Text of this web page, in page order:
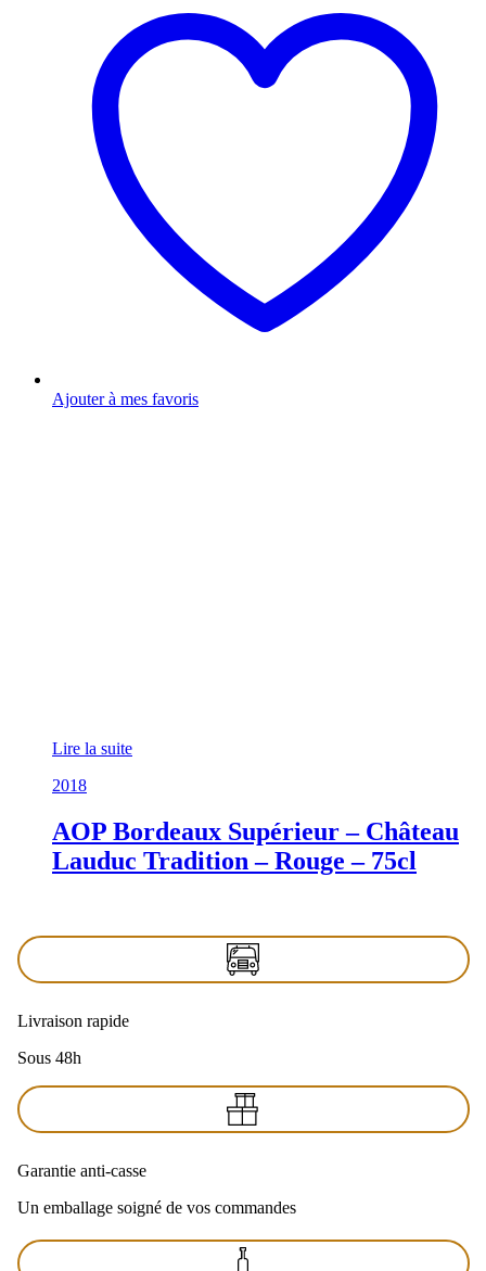
Ajouter à mes favoris
Lire la suite
2018
AOP Bordeaux Supérieur – Château
Lauduc Tradition – Rouge – 75cl
Livraison rapide
Sous 48h
Garantie anti-casse
Un emballage soigné de vos commandes